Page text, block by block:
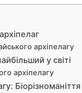
архіпелагу
у світі
архіпелагу
Біорізноманіття